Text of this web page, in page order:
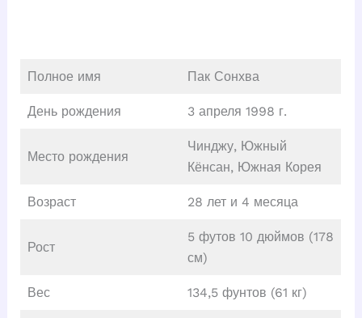
Полное имя Пак Сонхва
День рождения 3 апреля 1998 г.
Место рождения
Чинджу, Южный
Кёнсан, Южная Корея
Возраст 28 лет и 4 месяца
Рост
5 футов 10 дюймов (178
см)
Вес 134,5 фунтов (61 кг)